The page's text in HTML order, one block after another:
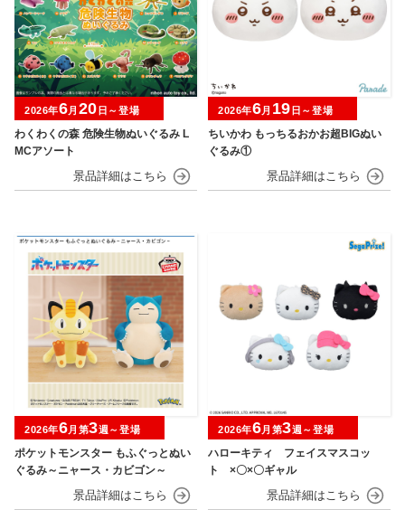
わくわくの森 危険生物ぬいぐるみ L
MCアソート
2026年6月 20 日～登場
ちいかわ もっちるおかお超BIGぬい
ぐるみ①
2026年6月 19 日～登場
ポケットモンスター もふぐっとぬい
ぐるみ～ニャース・カビゴン～
2026年6月第3週～登場
ハローキティ フェイスマスコッ
ト ×〇×〇ギャル
2026年6月第3週～登場